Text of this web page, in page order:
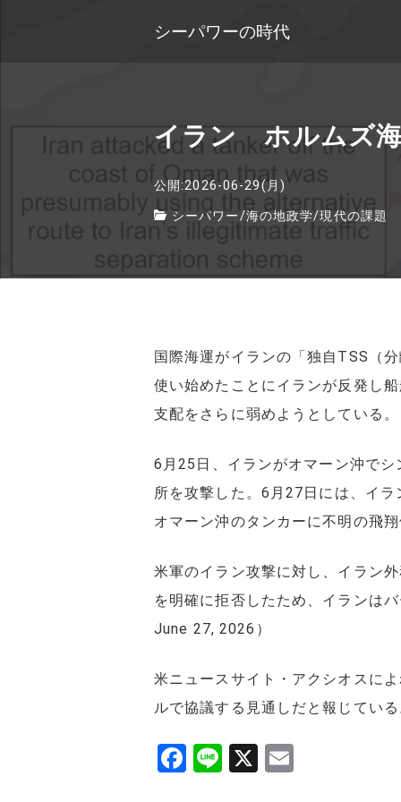
シーパワーの時代
イラン ホルムズ海
公開:2026-06-29(月)
シーパワー/海の地政学/現代の課題
国際海運がイランの「独自TSS（
使い始めたことにイランが反発し
支配をさらに弱めようとしている。
6月25日、イランがオマーン沖で
所を攻撃した。6月27日には、イ
オマーン沖のタンカーに不明の飛翔
米軍のイラン攻撃に対し、イラン
を明確に拒否したため、イランは
June 27, 2026）
米ニュースサイト・アクシオスに
ルで協議する見通しだと報じてい
F
Li X